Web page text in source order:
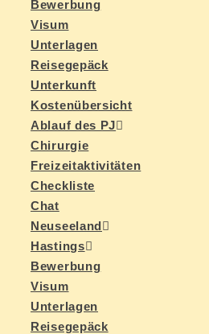
Be­wer­bung
Vi­sum
Un­ter­la­gen
Rei­se­ge­päck
Un­ter­kunft
Kos­ten­über­sicht
Ab­lauf des PJ
Chir­ur­gie
Frei­zeit­ak­ti­vi­tä­ten
Check­lis­te
Chat
Neu­see­land
Has­tings
Be­wer­bung
Vi­sum
Un­ter­la­gen
Rei­se­ge­päck